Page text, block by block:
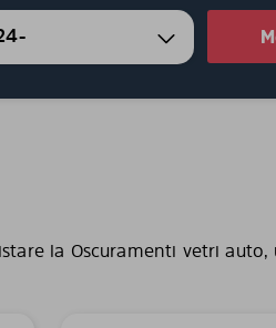
la Oscuramenti vetri